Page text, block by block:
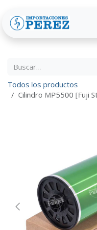
Todos los productos
Cilindro MP5500 [Fuji